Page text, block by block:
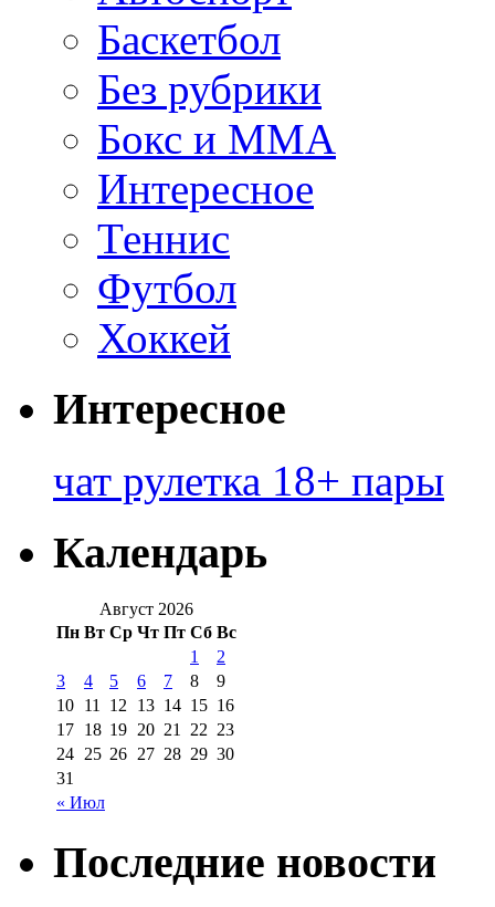
Баскетбол
Без рубрики
Бокс и ММА
Интересное
Теннис
Футбол
Хоккей
Интересное
чат рулетка 18+ пары
Календарь
Август 2026
Пн Вт Ср Чт Пт Сб Вс
« Июл
1
2
3
4 5 6 7 8
9
10 11 12 13 14 15 16
17 18 19 20 21 22 23
24 25 26 27 28 29 30
31
Последние новости